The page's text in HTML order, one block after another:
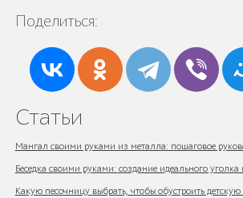
Поделиться:
Статьи
Мангал своими руками из металла: пошаговое
Беседка своими руками: создание идеального уголка
Какую песочницу выбрать, чтобы обустроить